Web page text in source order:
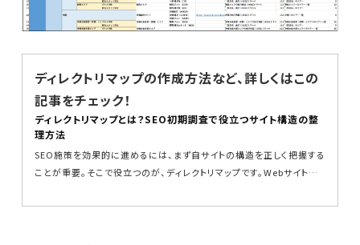
ディレクトリマップの作成方法など、詳しくはこの
記事をチェック！
ディレクトリマップとは？SEO初期調査で役立つサイト構造の整
理方法
SEO施策を効果的に進めるには、まず自サイトの構造を正しく把握する
ことが重要。そこで役立つのが、ディレクトリマップです。Webサイト内